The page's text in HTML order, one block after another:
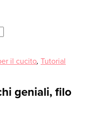
il cucito, Tutorial
geniali, filo